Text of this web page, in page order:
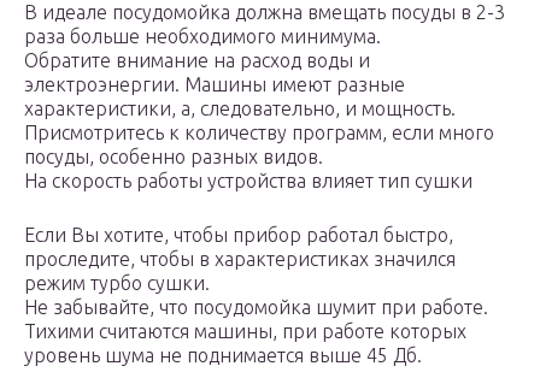
В идеале посудомойка должна вмещать посуды в 2-3
раза больше необходимого минимума.
Обратите внимание на расход воды и
электроэнергии. Машины имеют разные
характеристики, а, следовательно, и мощность.
Присмотритесь к количеству программ, если много
посуды, особенно разных видов.
На скорость работы устройства влияет тип сушки
Если Вы хотите, чтобы прибор работал быстро,
проследите, чтобы в характеристиках значился
режим турбо сушки.
Не забывайте, что посудомойка шумит при работе.
Тихими считаются машины, при работе которых
уровень шума не поднимается выше 45 Дб.